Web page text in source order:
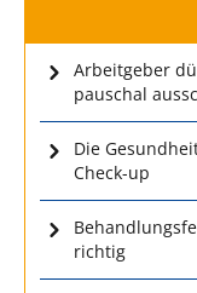
Arbeitgeber
pauschal
Die
Check-up
richtig